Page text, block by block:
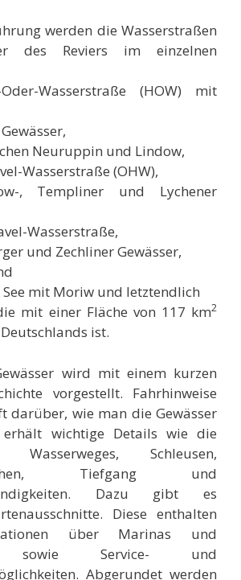
werden die Wasserstraßen
des Reviers im einzelnen
Wasserstraße (HOW) mit
Neuruppin und Lindow,
Wasserstraße (OHW),
, Templiner und Lychener
Wasserstraße,
und Zechliner Gewässer,
See mit Moriw und letztendlich
mit einer Fläche von 117 km2
ist.
wird mit einem kurzen
vorgestellt. Fahrhinweise
darüber, wie man die Gewässer
wichtige Details wie die
Schleusen,
Tiefgang und
Dazu gibt es
Diese enthalten
über Marinas und
sowie Service- und
Abgerundet werden